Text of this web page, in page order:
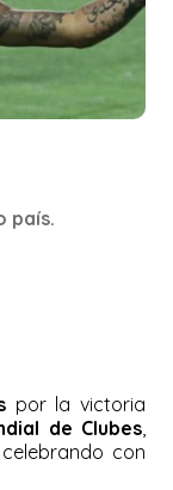
país.
por la victoria
de Clubes,
con